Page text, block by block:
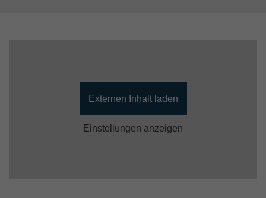
Externen Inhalt laden
Einstellungen anzeigen